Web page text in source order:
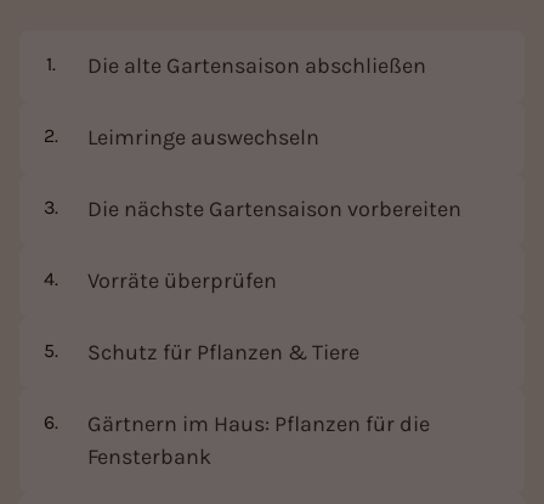
Die alte Gartensaison abschließen
Leimringe auswechseln
Die nächste Gartensaison vorbereiten
Vorräte überprüfen
Schutz für Pflanzen & Tiere
Gärtnern im Haus: Pflanzen für die
Fensterbank